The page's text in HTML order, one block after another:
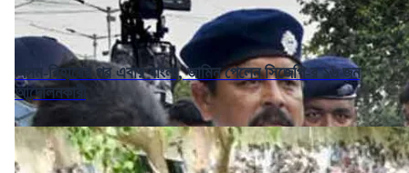
অসম-বিহারের পর এবার বাংলা, জামিন পেলেন সিজেপি-র ১৬ জন
আন্দোলনকারী